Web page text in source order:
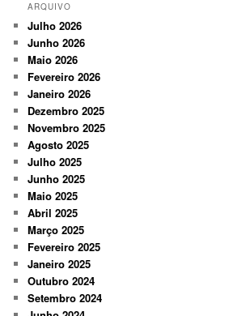
ARQUIVO
Julho 2026
Junho 2026
Maio 2026
Fevereiro 2026
Janeiro 2026
Dezembro 2025
Novembro 2025
Agosto 2025
Julho 2025
Junho 2025
Maio 2025
Abril 2025
Março 2025
Fevereiro 2025
Janeiro 2025
Outubro 2024
Setembro 2024